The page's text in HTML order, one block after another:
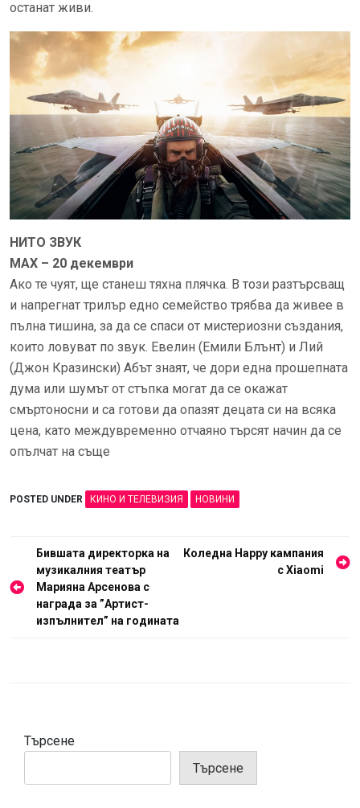
останат живи.
НИТО ЗВУК
MAX – 20 декември
Ако те чуят, ще станеш тяхна плячка. В този разтърсващ
и напрегнат трилър едно семейство трябва да живее в
пълна тишина, за да се спаси от мистериозни създания,
които ловуват по звук. Евелин (Емили Блънт) и Лий
(Джон Кразински) Абът знаят, че дори една прошепната
дума или шумът от стъпка могат да се окажат
смъртоносни и са готови да опазят децата си на всяка
цена, като междувременно отчаяно търсят начин да се
опълчат на съще
POSTED UNDER КИНО И ТЕЛЕВИЗИЯ НОВИНИ
Навигация
Бившата директорка на
музикалния театър
Марияна Арсенова с
награда за ”Артист-
изпълнител” на годината
Коледна Happy кампания
с Xiaomi
Търсене
Търсене